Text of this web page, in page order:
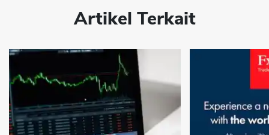
Artikel Terkait